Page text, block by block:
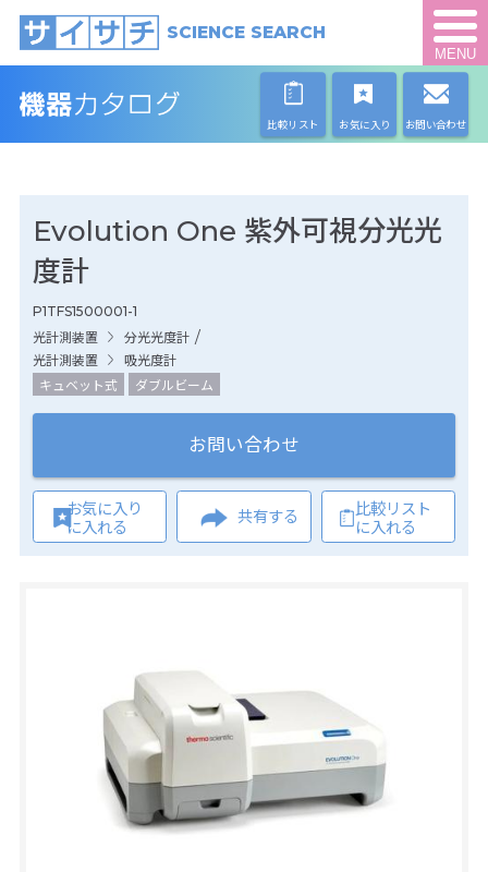
SCIENCE SEARCH
MENU
比較リスト お気に入り お問い合わせ
Evolution One 紫外可視分光光
度計
P1TFS1500001-1
光計測装置
分光光度計 /
光計測装置
吸光度計
キュベット式
ダブルビーム
お問い合わせ
お気に入り
に入れる
共有する
比較リスト
に入れる